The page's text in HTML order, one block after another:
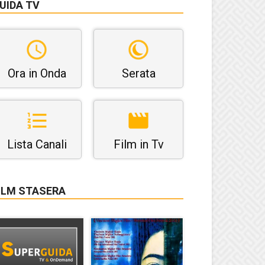
TV
Ora in Onda Serata
Lista Canali Film in Tv
STASERA